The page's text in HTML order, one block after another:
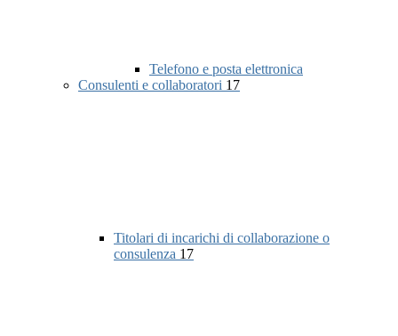
Telefono e posta elettronica
Consulenti e collaboratori 17
Titolari di incarichi di collaborazione o
consulenza 17